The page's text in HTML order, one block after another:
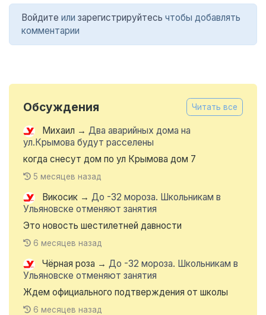
Войдите или зарегистрируйтесь чтобы добавлять
комментарии
Обсуждения Читать все
Михаил → Два аварийных дома на
ул.Крымова будут расселены
когда снесут дом по ул Крымова дом 7
5 месяцев назад
Викосик → До -32 мороза. Школьникам в
Ульяновске отменяют занятия
Это новость шестилетней давности
6 месяцев назад
Чёрная роза → До -32 мороза. Школьникам в
Ульяновске отменяют занятия
Ждем официального подтверждения от школы
6 месяцев назад